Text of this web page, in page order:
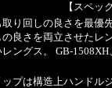
【スペッ
り回しの良さを最
良さを両立させたレ
ングス。 GB-
プは構造上ハンドル